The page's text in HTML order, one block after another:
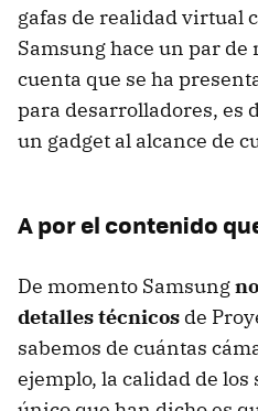
gafas de realidad virtual
Samsung hace un par de
cuenta que se ha
para desarrolladores, es
un gadget al alcance de
A por el contenido
De momento Samsung
detalles técnicos de
sabemos de cuántas
ejemplo, la calidad de